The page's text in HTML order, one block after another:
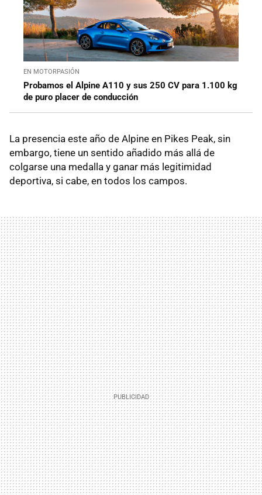
EN MOTORPASIÓN
Probamos el Alpine A110 y sus 250 CV para 1.100 kg
de puro placer de conducción
La presencia este año de Alpine en Pikes Peak, sin
embargo, tiene un sentido añadido más allá de
colgarse una medalla y ganar más legitimidad
deportiva, si cabe, en todos los campos.